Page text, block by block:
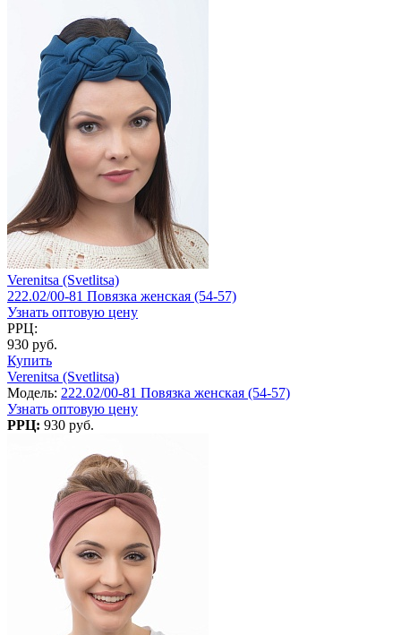
Verenitsa (Svetlitsa)
222.02/00-81 Повязка женская (54-57)
Узнать оптовую цену
РРЦ:
930 руб.
Купить
Verenitsa (Svetlitsa)
Модель: 222.02/00-81 Повязка женская (54-57)
Узнать оптовую цену
РРЦ: 930 руб.